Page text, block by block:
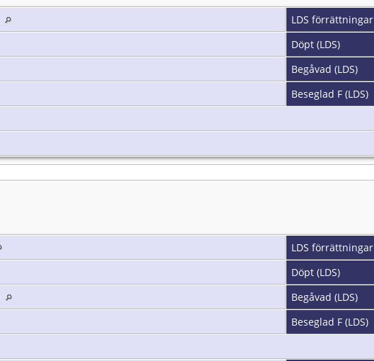
LDS förrättningar
Döpt (LDS)
Begåvad (LDS)
Beseglad F (LDS)
LDS förrättningar
Döpt (LDS)
Begåvad (LDS)
Beseglad F (LDS)